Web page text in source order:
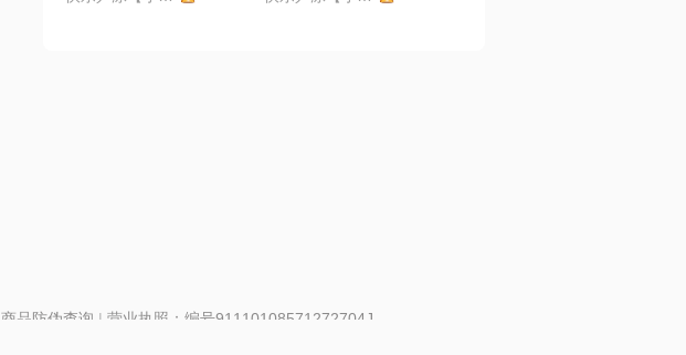
商品防伪查询 | 营业执照：编号91110108571272704J